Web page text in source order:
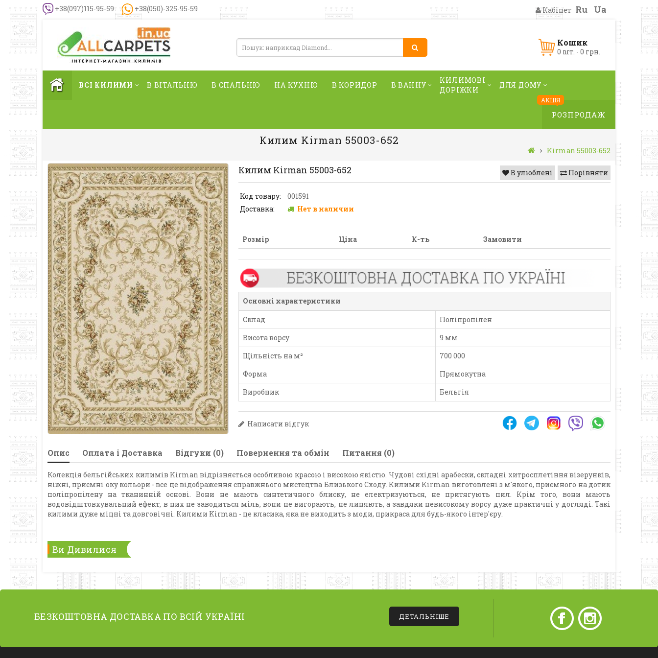
+38(097)115-95-59 +38(050)-325-95-59 Кабінет Ru Ua
Кошик
0 шт. - 0 грн.
ВСІ КИЛИМИ В ВІТАЛЬНЮ В СПАЛЬНЮ НА КУХНЮ В КОРИДОР В ВАННУ
КИЛИМОВІ
ДОРІЖКИ
ДЛЯ ДОМУ
АКЦІЯ
РОЗПРОДАЖ
Килим Kirman 55003-652
Kirman 55003-652
Порівняти
В улюблені
Килим Kirman 55003-652
Код товару:
001591
Доставка:
Нет в наличии
Розмір Ціна К-ть Замовити
Основні характеристики
Склад
Поліпропілен
Висота ворсу
9 мм
Щільність на м²
700 000
Форма
Прямокутна
Виробник
Бельгія
Написати відгук
Опис Оплата і Доставка Відгуки (0) Повернення та обмін Питання (0)
Колекція бельгійських килимів Kirman відрізняється особливою красою і високою якістю. Чудові східні арабески, складні хитросплетіння візерунків,
ніжні, приємні оку кольори - все це відображення справжнього мистецтва Близького Сходу. Килими Kirman виготовлені з м'якого, приємного на дотик
поліпропілену на тканинній основі. Вони не мають синтетичного блиску, не електризуються, не притягують пил. Крім того, вони мають
водовідштовхувальний ефект, в них не заводиться міль, вони не вигорають, не линяють, а завдяки невисокому ворсу дуже практичні у догляді. Такі
килими дуже міцні та довговічні. Килими Kirman - це класика, яка не виходить з моди, прикраса для будь-якого інтер'єру.
Ви Дивилися
БЕЗКОШТОВНА ДОСТАВКА ПО ВСІЙ УКРАЇНІ ДЕТАЛЬНІШЕ